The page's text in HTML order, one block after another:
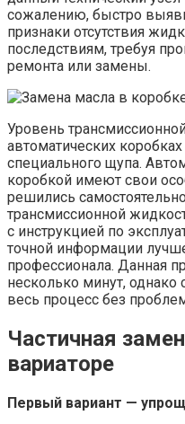
сожалению, быстро
признаки отсутствия
последствиям, требуя
ремонта или замены.
Уровень
автоматических
специального щупа.
коробкой имеют свои
решились
трансмиссионной
с инструкцией по
точной информации
профессионала. Данная
несколько минут, однако
весь процесс без
Частичная
вариаторе
Первый вариант —